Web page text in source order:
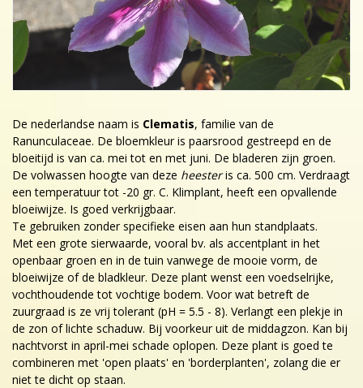
De nederlandse naam is Clematis, familie van de
Ranunculaceae. De bloemkleur is paarsrood gestreepd en de
bloeitijd is van ca. mei tot en met juni. De bladeren zijn groen.
De volwassen hoogte van deze heesteris ca. 500 cm. Verdraagt
een temperatuur tot -20 gr. C. Klimplant, heeft een opvallende
bloeiwijze. Is goed verkrijgbaar.
Te gebruiken zonder specifieke eisen aan hun standplaats.
Met een grote sierwaarde, vooral bv. als accentplant in het
openbaar groen en in de tuin vanwege de mooie vorm, de
bloeiwijze of de bladkleur. Deze plant wenst een voedselrijke,
vochthoudende tot vochtige bodem. Voor wat betreft de
zuurgraad is ze vrij tolerant (pH = 5.5 - 8). Verlangt een plekje in
de zon of lichte schaduw. Bij voorkeur uit de middagzon. Kan bij
nachtvorst in april-mei schade oplopen. Deze plant is goed te
combineren met 'open plaats' en 'borderplanten', zolang die er
niet te dicht op staan.